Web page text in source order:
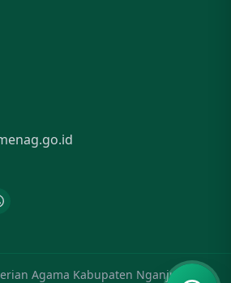
Agama Kabupaten Nganjuk. Hak